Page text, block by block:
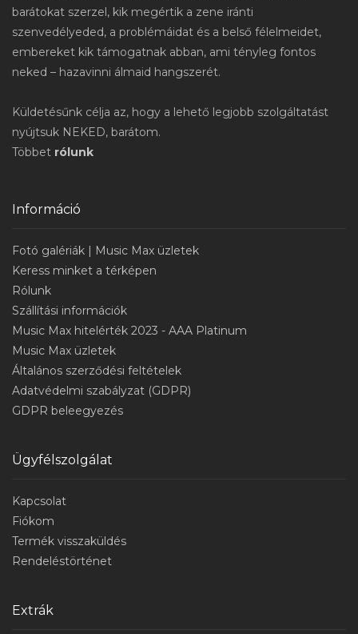
barátokat szerzel, kik megértik a zene iránti
szenvedélyeded, a problémáidat és a belső félelmeidet,
embereket kik támogatnak abban, ami tényleg fontos
neked – hazavinni álmaid hangszerét.
Küldetésűnk célja az, hogy a lehető legjobb szolgáltatást
nyújtsuk NEKED, barátom.
Többet rólunk
Információ
Fotó galériák | Music Max üzletek
Keress minket a térképen
Rólunk
Szállítási információk
Music Max hitelérték 2023 - AAA Platinum
Music Max üzletek
Általános szerződési feltételek
Adatvédelmi szabályzat (GDPR)
GDPR beleegyezés
Ügyfélszolgálat
Kapcsolat
Fiókom
Termék visszaküldés
Rendeléstörténet
Extrák